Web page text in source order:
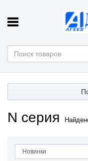
N серия